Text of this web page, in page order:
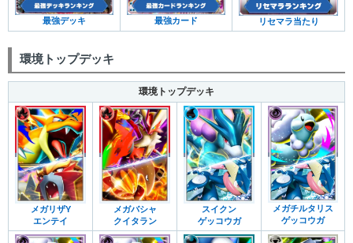
最強デッキ 最強カード リセマラ当たり
環境トップデッキ
環境トップデッキ
メガリザY
エンテイ
メガバシャ
クイタラン
スイクン
ゲッコウガ
メガチルタリス
ゲッコウガ